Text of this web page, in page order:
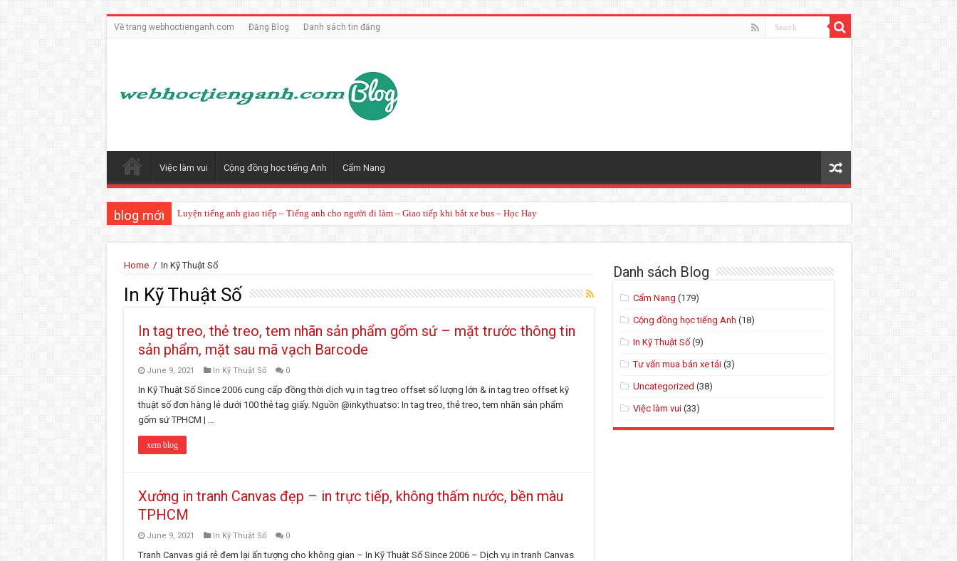
Về trang webhoctienganh.com Đăng Blog Danh sách tin đăng
Việc làm vui Cộng đồng học tiếng Anh Cẩm Nang
blog mới Luyện tiếng anh giao tiếp – Tiếng anh cho người đi làm – Giao tiếp khi bắt xe bus – Học Hay
Home / In Kỹ Thuật Số
In Kỹ Thuật Số
In tag treo, thẻ treo, tem nhãn sản phẩm gốm sứ – mặt trước thông tin
sản phẩm, mặt sau mã vạch Barcode
June 9, 2021 In Kỹ Thuật Số 0
In Kỹ Thuật Số Since 2006 cung cấp đồng thời dịch vụ in tag treo offset số lượng lớn & in tag treo offset kỹ
thuật số đơn hàng lẻ dưới 100 thẻ tag giấy. Nguồn @inkythuatso: In tag treo, thẻ treo, tem nhãn sản phẩm
gốm sứ TPHCM | …
xem blog
Xưởng in tranh Canvas đẹp – in trực tiếp, không thấm nước, bền màu
TPHCM
June 9, 2021 In Kỹ Thuật Số 0
Tranh Canvas giá rẻ đem lại ấn tượng cho không gian – In Kỹ Thuật Số Since 2006 – Dịch vụ in tranh Canvas
Danh sách Blog
Cẩm Nang (179)
Cộng đồng học tiếng Anh (18)
In Kỹ Thuật Số (9)
Tư vấn mua bán xe tải (3)
Uncategorized (38)
Việc làm vui (33)